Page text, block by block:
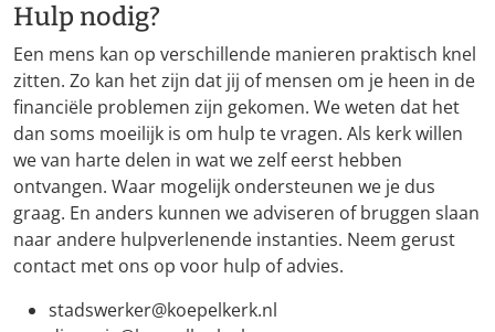
Hulp nodig?
Een mens kan op verschillende manieren praktisch knel
zitten. Zo kan het zijn dat jij of mensen om je heen in de
financiële problemen zijn gekomen. We weten dat het
dan soms moeilijk is om hulp te vragen. Als kerk willen
we van harte delen in wat we zelf eerst hebben
ontvangen. Waar mogelijk ondersteunen we je dus
graag. En anders kunnen we adviseren of bruggen slaan
naar andere hulpverlenende instanties. Neem gerust
contact met ons op voor hulp of advies.
stadswerker@koepelkerk.nl